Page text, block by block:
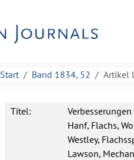
Start Band 1834, 52 Artikel
Titel:
Hanf, Flachs,
Westley,
Lawson,